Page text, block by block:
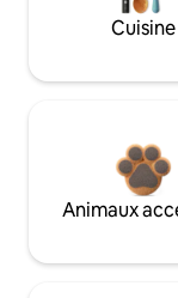
Cuisine
Animaux